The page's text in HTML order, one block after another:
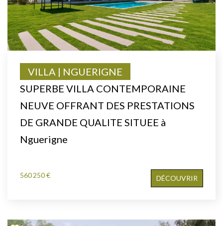
SUPERBE VILLA CONTEMPORAINE
NEUVE OFFRANT DES PRESTATIONS
DE GRANDE QUALITE SITUEE à
Nguerigne
VILLA | NGUERIGNE
560 250 € DÉCOUVRIR